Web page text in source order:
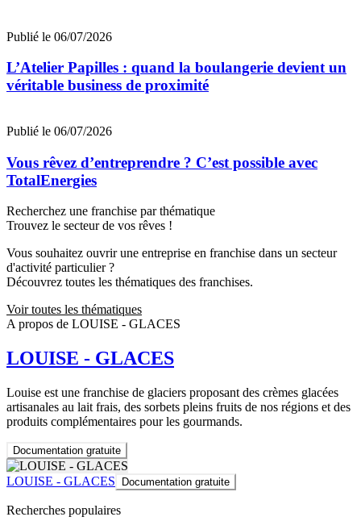
Publié le 06/07/2026
L’Atelier Papilles : quand la boulangerie devient un
véritable business de proximité
Publié le 06/07/2026
Vous rêvez d’entreprendre ? C’est possible avec
TotalEnergies
Recherchez une franchise par thématique
Trouvez le secteur de vos rêves !
Vous souhaitez ouvrir une entreprise en franchise dans un secteur
d'activité particulier ?
Découvrez toutes les thématiques des franchises.
Voir toutes les thématiques
A propos de LOUISE - GLACES
LOUISE - GLACES
Louise est une franchise de glaciers proposant des crèmes glacées
artisanales au lait frais, des sorbets pleins fruits de nos régions et des
produits complémentaires pour les gourmands.
Documentation gratuite
LOUISE - GLACES Documentation gratuite
Recherches populaires